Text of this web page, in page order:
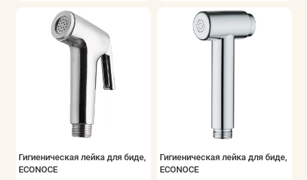
Гигиеническая лейка для биде,
ECONOCE
Гигиеническая лейка для биде,
ECONOCE